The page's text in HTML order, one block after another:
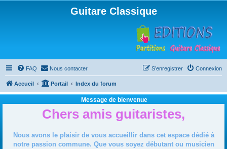
Guitare Classique
FAQ Nous contacter Connexion
S’enregistrer
Accueil Portail Index du forum
Message de bienvenue
Chers amis guitaristes,
Nous avons le plaisir de vous accueillir dans cet espace dédié à
notre passion commune. Que vous soyez débutant ou musicien